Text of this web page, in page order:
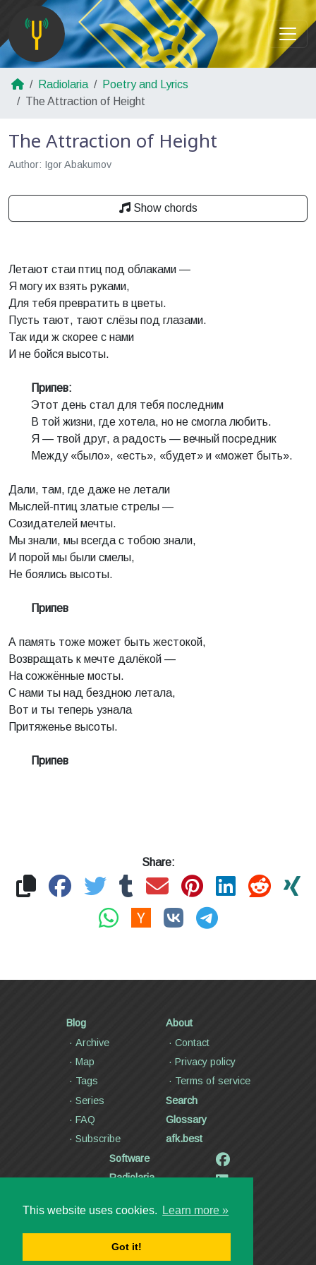
This website uses cookies. Learn more »
Got it!
Radiolaria
Poetry and Lyrics
The Attraction of Height
The Attraction of Height
Author: Igor Abakumov
Show chords
Летают стаи птиц под облаками —
Я могу их взять руками,
Для тебя превратить в цветы.
Пусть тают, тают слёзы под глазами.
Так иди ж скорее с нами
И не бойся высоты.
Припев:
Этот день стал для тебя последним
В той жизни, где хотела, но не смогла любить.
Я — твой друг, а радость — вечный посредник
Между «было», «есть», «будет» и «может быть».
Дали, там, где даже не летали
Мыслей-птиц златые стрелы —
Созидателей мечты.
Мы знали, мы всегда с тобою знали,
И порой мы были смелы,
Не боялись высоты.
Припев
А память тоже может быть жестокой,
Возвращать к мечте далёкой —
На сожжённые мосты.
С нами ты над бездною летала,
Вот и ты теперь узнала
Притяженье высоты.
Припев
Share:
Blog
Archive
Map
Tags
Series
FAQ
Subscribe
About
Contact
Privacy policy
Terms of service
Search
Glossary
afk.best
Software
Radiolaria
Articles
Videos